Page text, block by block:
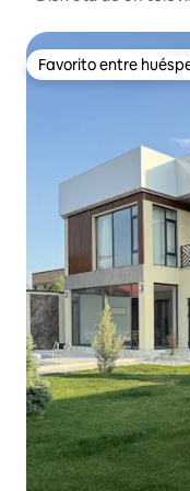
Favorito entre
Favorito entre